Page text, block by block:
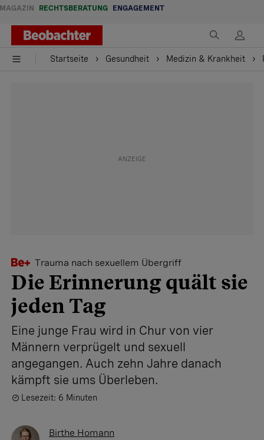
MAGAZIN RECHTSBERATUNG ENGAGEMENT
Startseite Gesundheit Medizin & Krankheit
Trauma nach sexuellem Übergriff
Die Erinnerung quält sie
jeden Tag
Eine junge Frau wird in Chur von vier
Männern verprügelt und sexuell
angegangen. Auch zehn Jahre danach
kämpft sie ums Überleben.
Lesezeit: 6 Minuten
Birthe Homann